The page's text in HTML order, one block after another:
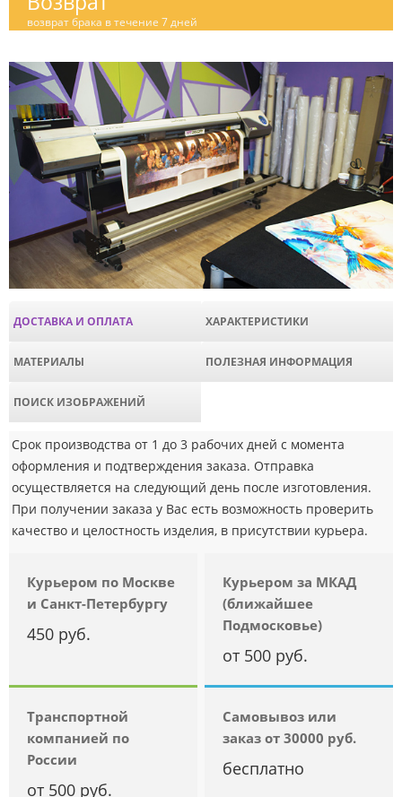
возврат брака в течение 7 дней
ДОСТАВКА И ОПЛАТА ХАРАКТЕРИСТИКИ
МАТЕРИАЛЫ ПОЛЕЗНАЯ ИНФОРМАЦИЯ
ПОИСК ИЗОБРАЖЕНИЙ
Срок производства от 1 до 3 рабочих дней с момента
оформления и подтверждения заказа. Отправка
осуществляется на следующий день после изготовления.
При получении заказа у Вас есть возможность проверить
качество и целостность изделия, в присутствии курьера.
Курьером по Москве
и Санкт-Петербургу
450 руб.
Курьером за МКАД
(ближайшее
Подмосковье)
от 500 руб.
Транспортной
компанией по
России
от 500 руб.
Самовывоз или
заказ от 30000 руб.
бесплатно